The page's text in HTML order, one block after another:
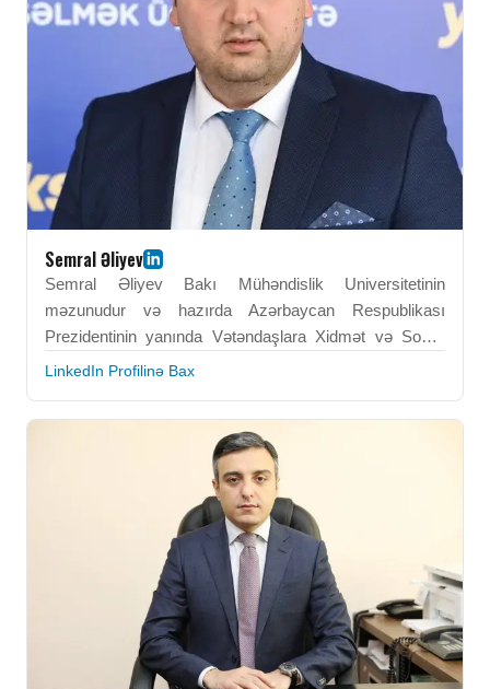
Semral Əliyev
Semral Əliyev Bakı Mühəndislik Universitetinin
məzunudur və hazırda Azərbaycan Respublikası
Prezidentinin yanında Vətəndaşlara Xidmət və Sosial
İnnovasiyalar üzrə Dövlət Agentliyində İctimai
rəhbəri vəzifəsində çalışır. O, dövlət idarəçiliyində
innovativ yanaşmaların tətbiqi və vətəndaşyönümlü
xidmət modellərinin inkişafı üzrə ixtisaslaşmışdır.
Peşəkar fəaliyyəti çərçivəsində Semral Əliyev rəqəmsal
transformasiya və xidmət dizaynı sahəsində strateji
təşəbbüslərə rəhbərlik edir. O, dövlət xidmətlərinin
səmərəliliyinin və keyfiyyətinin artırılmasına mühüm
töhfələr vermişdir. Bakı Mühəndislik Universitetində
qazandığı analitik düşüncə və idarəetmə bacarıqları
onun peşəkar inkişafında əsas rol oynamışdır. Semral
Əliyev müasir dövlət idarəçiliyinin formalaşmasına fəal
LinkedIn Profilinə Bax